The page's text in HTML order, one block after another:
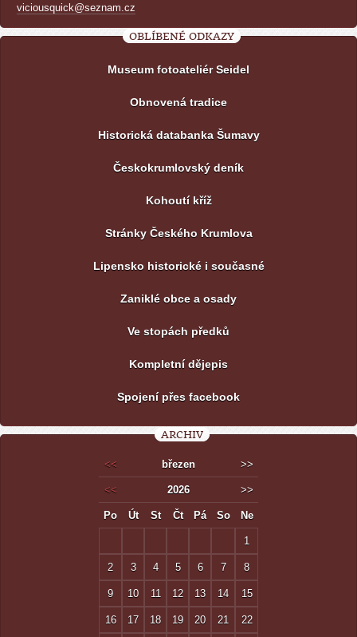
viciousquick@seznam.cz
OBLÍBENÉ ODKAZY
Museum fotoateliér Seidel
Obnovená tradice
Historická databanka Šumavy
Českokrumlovský deník
Kohoutí kříž
Stránky Českého Krumlova
Lipensko historické i současné
Zaniklé obce a osady
Ve stopách předků
Kompletní dějepis
Spojení přes facebook
ARCHIV
<< březen >>
<< 2026 >>
Po Út St Čt Pá So Ne
1
2 3 4 5 6 7 8
9 10 11 12 13 14 15
16 17 18 19 20 21 22